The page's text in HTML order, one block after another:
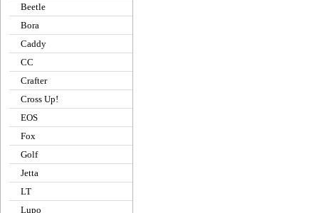
Beetle
Bora
Caddy
CC
Crafter
Cross Up!
EOS
Fox
Golf
Jetta
LT
Lupo